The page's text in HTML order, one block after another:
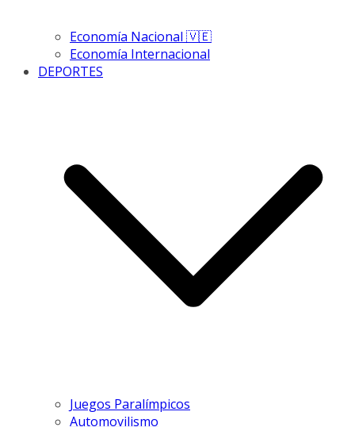
Economía Nacional 🇻🇪
Economía Internacional
DEPORTES
Juegos Paralímpicos
Automovilismo